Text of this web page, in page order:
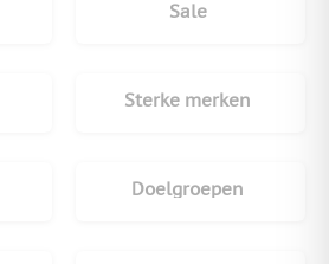
Sale
Sterke merken
Doelgroepen